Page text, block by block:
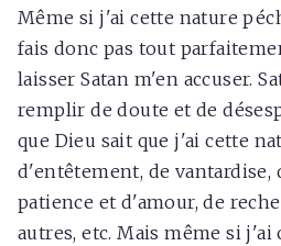
Même si j'ai cette nature
fais donc pas tout
laisser Satan m'en accuser.
remplir de doute et de
que Dieu sait que j'ai cette
d'entêtement, de vantardise,
patience et d'amour, de
autres, etc. Mais même si j'ai